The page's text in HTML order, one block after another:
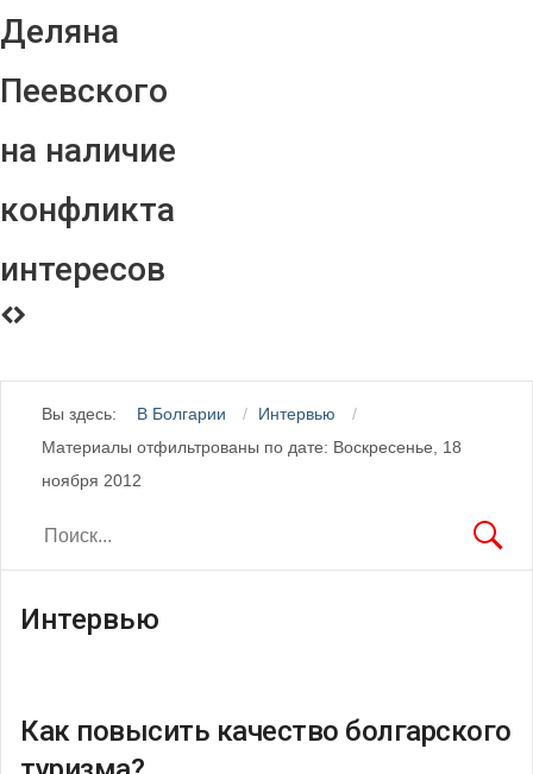
Деляна
Пеевского
на наличие
конфликта
интересов
Вы здесь: В Болгарии
Интервью
Материалы отфильтрованы по дате: Воскресенье, 18
ноября 2012
Интервью
Как повысить качество болгарского